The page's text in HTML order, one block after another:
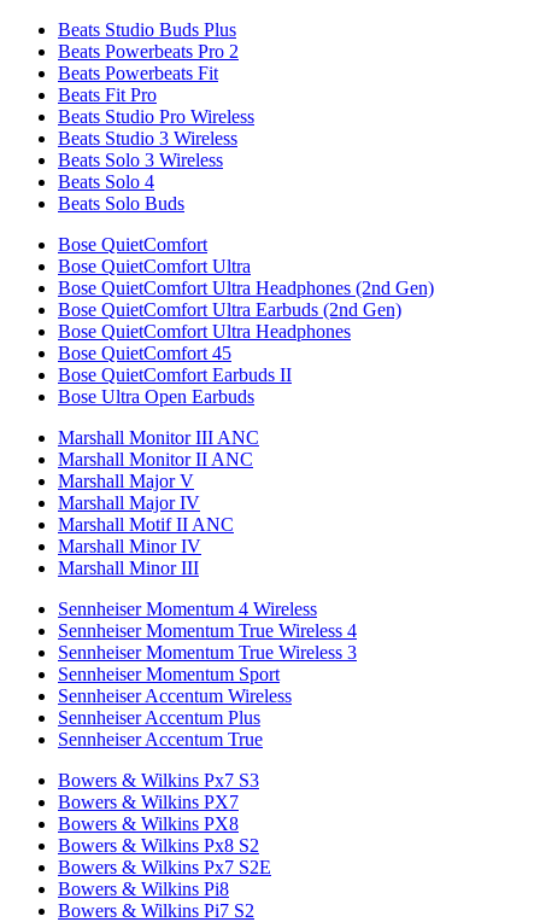
Beats Studio Buds Plus
Beats Powerbeats Pro 2
Beats Powerbeats Fit
Beats Fit Pro
Beats Studio Pro Wireless
Beats Studio 3 Wireless
Beats Solo 3 Wireless
Beats Solo 4
Beats Solo Buds
Bose QuietComfort
Bose QuietComfort Ultra
Bose QuietComfort Ultra Headphones (2nd Gen)
Bose QuietComfort Ultra Earbuds (2nd Gen)
Bose QuietComfort Ultra Headphones
Bose QuietComfort 45
Bose QuietComfort Earbuds II
Bose Ultra Open Earbuds
Marshall Monitor III ANC
Marshall Monitor II ANC
Marshall Major V
Marshall Major IV
Marshall Motif II ANC
Marshall Minor IV
Marshall Minor III
Sennheiser Momentum 4 Wireless
Sennheiser Momentum True Wireless 4
Sennheiser Momentum True Wireless 3
Sennheiser Momentum Sport
Sennheiser Accentum Wireless
Sennheiser Accentum Plus
Sennheiser Accentum True
Bowers & Wilkins Px7 S3
Bowers & Wilkins PX7
Bowers & Wilkins PX8
Bowers & Wilkins Px8 S2
Bowers & Wilkins Px7 S2E
Bowers & Wilkins Pi8
Bowers & Wilkins Pi7 S2